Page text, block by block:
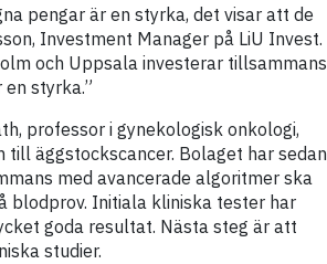
pengar är en styrka, det visar att de
Investment Manager på LiU Invest.
och Uppsala investerar tillsammans
styrka.”
professor i gynekologisk onkologi,
äggstockscancer. Bolaget har sedan
med avancerade algoritmer ska
blodprov. Initiala kliniska tester har
goda resultat. Nästa steg är att
studier.